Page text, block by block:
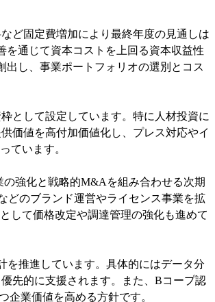
ど固定費増加により最終年度の見通しは
を通じて資本コストを上回る資本収益性
出し、事業ポートフォリオの選別とコス
として設定しています。特に人材投資に
価値を高付加価値化し、プレス対応やイ
ています。
強化と戦略的M&Aを組み合わせる次期
どのブランド運営やライセンス事業を拡
して価格改定や調達管理の強化も進めて
を推進しています。具体的にはデータ分
先的に支援されます。また、Bコープ認
企業価値を高める方針です。